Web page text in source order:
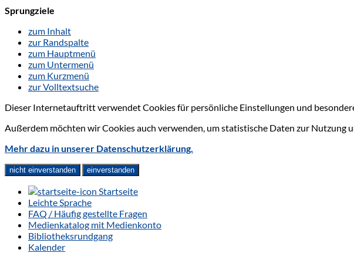
Sprungziele
zum Inhalt
zur Randspalte
zum Hauptmenü
zum Untermenü
zum Kurzmenü
zur Volltextsuche
Dieser Internetauftritt verwendet Cookies für persönliche Einstellungen und
Außerdem möchten wir Cookies auch verwenden, um statistische Daten zur Nutzung
Mehr dazu in unserer Datenschutzerklärung.
nicht einverstanden einverstanden
Startseite
Leichte Sprache
FAQ / Häufig gestellte Fragen
Medienkatalog mit Medienkonto
Bibliotheksrundgang
Kalender